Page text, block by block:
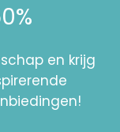
en krijg